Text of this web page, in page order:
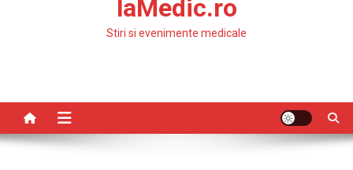
laMedic.ro
Stiri si evenimente medicale